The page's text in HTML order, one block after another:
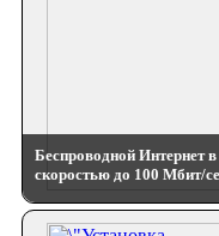
Беспроводной Интернет
скоростью до 100 Мбит/